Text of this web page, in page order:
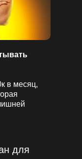
в месяц,
для